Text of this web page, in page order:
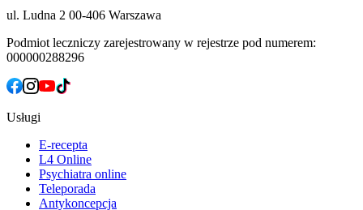
ul. Ludna 2 00-406 Warszawa
Podmiot leczniczy zarejestrowany w rejestrze pod numerem:
000000288296
Usługi
E-recepta
L4 Online
Psychiatra online
Teleporada
Antykoncepcja